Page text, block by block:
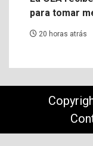
para tomar
20 horas atrás